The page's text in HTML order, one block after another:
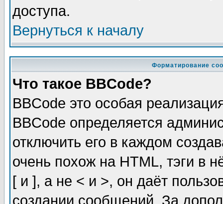
доступа.
Вернуться к началу
Форматирование
Что такое BBCode?
BBCode это особая
BBCode определяется
отключить его в каждом
очень похож на HTML, тэги в
[ и ], а не < и >, он даёт
создании сообщений. За